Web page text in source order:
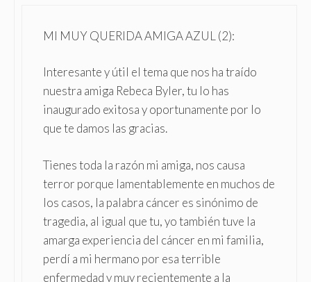
MI MUY QUERIDA AMIGA AZUL (2):
Interesante y útil el tema que nos ha traído
nuestra amiga Rebeca Byler, tu lo has
inaugurado exitosa y oportunamente por lo
que te damos las gracias.
Tienes toda la razón mi amiga, nos causa
terror porque lamentablemente en muchos de
los casos, la palabra cáncer es sinónimo de
tragedia, al igual que tu, yo también tuve la
amarga experiencia del cáncer en mi familia,
perdí a mi hermano por esa terrible
enfermedad y muy recientemente a la